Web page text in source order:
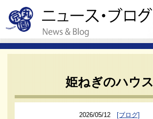
姫ねぎのハウス
2026/05/12 [ブログ]